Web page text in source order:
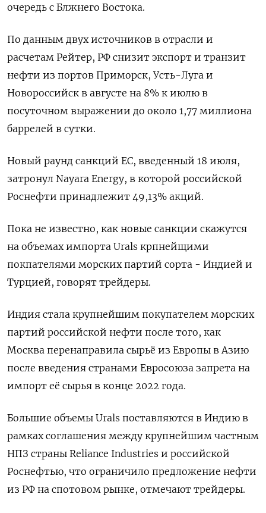
очередь с Блжнего Востока.
По данным двух источников в отрасли и
расчетам Рейтер, РФ снизит экспорт и транзит
нефти из портов Приморск, Усть-Луга и
Новороссийск в августе на 8% к июлю в
посуточном выражении до около 1,77 миллиона
баррелей в сутки.
Новый раунд санкций ЕС, введенный 18 июля,
затронул Nayara Energy, в которой российской
Роснефти принадлежит 49,13% акций.
Пока не известно, как новые санкции скажутся
на объемах импорта Urals крпнейщими
покпателями морских партий сорта - Индией и
Турцией, говорят трейдеры.
Индия стала крупнейшим покупателем морских
партий российской нефти после того, как
Москва перенаправила сырьё из Европы в Азию
после введения странами Евросоюза запрета на
импорт её сырья в конце 2022 года.
Большие объемы Urals поставляются в Индию в
рамках соглашения между крупнейшим частным
НПЗ страны Reliance Industries и российской
Роснефтью, что ограничило предложение нефти
из РФ на спотовом рынке, отмечают трейдеры.